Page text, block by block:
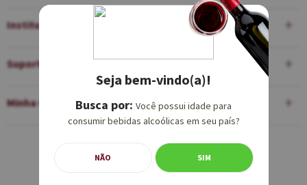
Institucional
Suporte
Minha Conta
Equipe de Vendas:
Seja bem-vindo(a)!
Você possui idade para
consumir bebidas alcoólicas em seu país?
NÃO SIM